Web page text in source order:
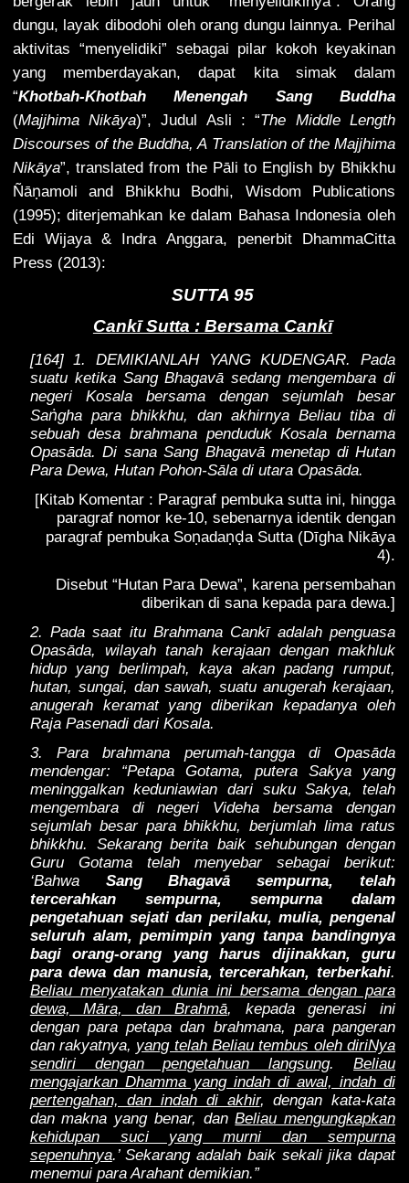
dungu, layak dibodohi oleh orang dungu lainnya. Perihal
aktivitas “menyelidiki” sebagai pilar kokoh keyakinan
yang memberdayakan, dapat kita simak dalam
“Khotbah-Khotbah Menengah Sang Buddha
(Majjhima Nikāya)”, Judul Asli : “The Middle Length
Discourses of the Buddha, A Translation of the Majjhima
Nikāya”, translated from the Pāli to English by Bhikkhu
Ñāṇamoli and Bhikkhu Bodhi, Wisdom Publications
(1995); diterjemahkan ke dalam Bahasa Indonesia oleh
Edi Wijaya & Indra Anggara, penerbit DhammaCitta
Press (2013):
SUTTA 95
Cankī Sutta : Bersama Cankī
[164] 1. DEMIKIANLAH YANG KUDENGAR. Pada
suatu ketika Sang Bhagavā sedang mengembara di
negeri Kosala bersama dengan sejumlah besar
Saṅgha para bhikkhu, dan akhirnya Beliau tiba di
sebuah desa brahmana penduduk Kosala bernama
Opasāda. Di sana Sang Bhagavā menetap di Hutan
Para Dewa, Hutan Pohon-Sāla di utara Opasāda.
[Kitab Komentar : Paragraf pembuka sutta ini, hingga
paragraf nomor ke-10, sebenarnya identik dengan
paragraf pembuka Soṇadaṇḍa Sutta (Dīgha Nikāya
4).
Disebut “Hutan Para Dewa”, karena persembahan
diberikan di sana kepada para dewa.]
2. Pada saat itu Brahmana Cankī adalah penguasa
Opasāda, wilayah tanah kerajaan dengan makhluk
hidup yang berlimpah, kaya akan padang rumput,
hutan, sungai, dan sawah, suatu anugerah kerajaan,
anugerah keramat yang diberikan kepadanya oleh
Raja Pasenadi dari Kosala.
3. Para brahmana perumah-tangga di Opasāda
mendengar: “Petapa Gotama, putera Sakya yang
meninggalkan keduniawian dari suku Sakya, telah
mengembara di negeri Videha bersama dengan
sejumlah besar para bhikkhu, berjumlah lima ratus
bhikkhu. Sekarang berita baik sehubungan dengan
Guru Gotama telah menyebar sebagai berikut:
‘Bahwa Sang Bhagavā sempurna, telah
tercerahkan sempurna, sempurna dalam
pengetahuan sejati dan perilaku, mulia, pengenal
seluruh alam, pemimpin yang tanpa bandingnya
bagi orang-orang yang harus dijinakkan, guru
para dewa dan manusia, tercerahkan, terberkahi.
Beliau menyatakan dunia ini bersama dengan para
dewa, Māra, dan Brahmā, kepada generasi ini
dengan para petapa dan brahmana, para pangeran
dan rakyatnya, yang telah Beliau tembus oleh diriNya
sendiri dengan pengetahuan langsung.Beliau
mengajarkan Dhamma yang indah di awal, indah di
pertengahan, dan indah di akhir, dengan kata-kata
dan makna yang benar, danBeliau mengungkapkan
kehidupan suci yang murni dan sempurna
sepenuhnya.’ Sekarang adalah baik sekali jika dapat
menemui para Arahant demikian.”